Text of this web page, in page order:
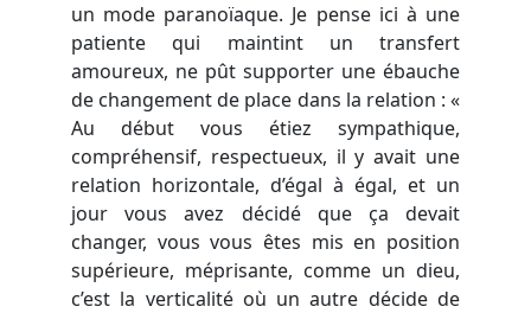
un mode paranoïaque. Je pense ici à une
patiente qui maintint un transfert
amoureux, ne pût supporter une ébauche
de changement de place dans la relation : «
Au début vous étiez sympathique,
compréhensif, respectueux, il y avait une
relation horizontale, d’égal à égal, et un
jour vous avez décidé que ça devait
changer, vous vous êtes mis en position
supérieure, méprisante, comme un dieu,
c’est la verticalité où un autre décide de